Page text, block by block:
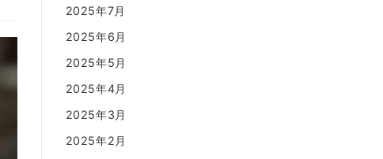
2025年7月
2025年6月
2025年5月
2025年4月
2025年3月
2025年2月